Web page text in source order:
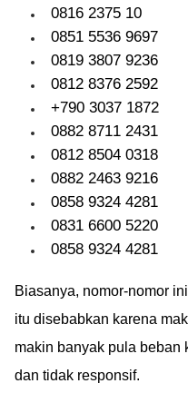
0816 2375 10
0851 5536 9697
0819 3807 9236
0812 8376 2592
+790 3037 1872
0882 8711 2431
0812 8504 0318
0882 2463 9216
0858 9324 4281
0831 6600 5220
0858 9324 4281
Biasanya, nomor-nomor
itu disebabkan karena
makin banyak pula beban
dan tidak responsif.